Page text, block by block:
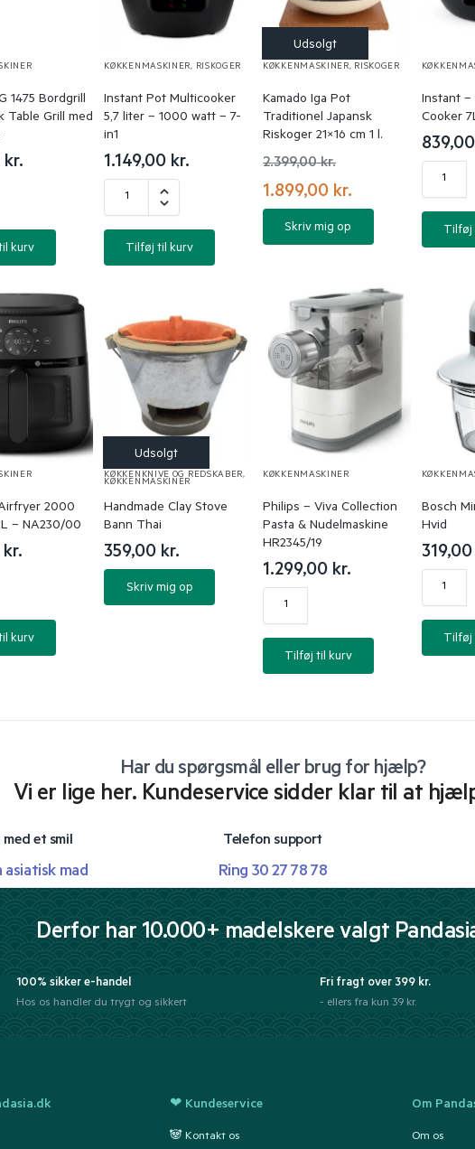
1475 Bordgrill
Table Grill med
kr.
kurv
KØKKENMASKINER, RISKOGER
Instant Pot Multicooker
5,7 liter – 1000 watt – 7-
in1
1.149,00 kr.
Tilføj til kurv
KØKKENMASKINER, RISKOGER
Kamado Iga Pot
Traditionel Japansk
Riskoger 21×16 cm 1 l.
2.399,00kr.
1.899,00 kr.
Skriv mig op
Instant –
Cooker
839,00
Tilføj
2000
– NA230/00
kr.
kurv
KØKKENKNIVE OG REDSKABER,
KØKKENMASKINER
Handmade Clay Stove
Bann Thai
359,00 kr.
Skriv mig op
KØKKENMASKINER
Philips – Viva Collection
Pasta & Nudelmaskine
HR2345/19
1.299,00 kr.
Tilføj til kurv
Bosch
Hvid
319,00
Tilføj
Har du spørgsmål eller brug for hjælp?
Vi er lige her. Kundeservice sidder klar til at
et smil
mad
Telefon support
Ring 30 27 78 78
Derfor har 10.000+ madelskere valgt
100% sikker e-handel
Hos os handler du trygt og sikkert
Fri fragt over 399 kr.
- ellers fra kun 39 kr.
❤ Kundeservice
🐼 Kontakt os
Om
Om os